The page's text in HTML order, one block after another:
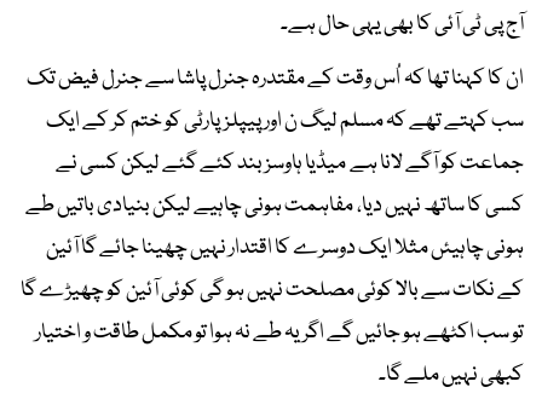
آج پی ٹی آئی کا بھی یہی حال ہے۔
ان کا کہنا تھا کہ اُس وقت کے مقتدرہ جنرل پاشا سے جنرل فیض تک
سب کہتے تھے کہ مسلم لیگ ن اور پیپلزپارٹی کو ختم کر کے ایک
جماعت کو آگے لانا ہے میڈیا ہاوسز بند کئے گئے لیکن کسی نے
کسی کا ساتھ نہیں دیا، مفاہمت ہونی چاہیے لیکن بنیادی باتیں طے
ہونی چاہیئں مثلا ایک دوسرے کا اقتدار نہیں چھینا جائے گا آئین
کے نکات سے بالا کوئی مصلحت نہیں ہو گی کوئی آئین کو چھیڑے گا
تو سب اکٹھے ہو جائیں گے اگر یہ طے نہ ہوا تو مکمل طاقت و اختیار
کبھی نہیں ملے گا۔